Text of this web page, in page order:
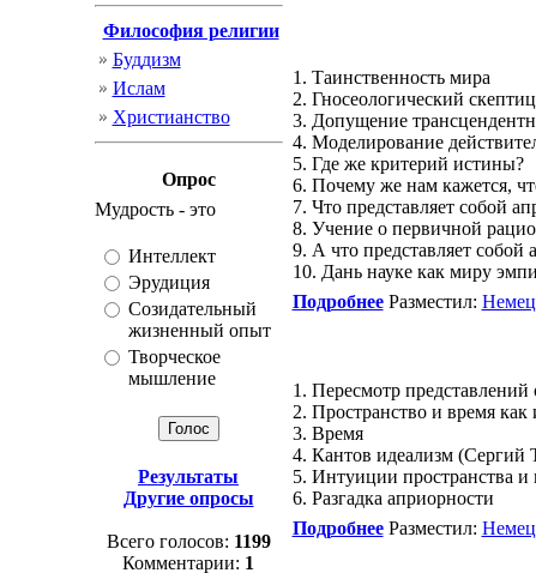
Философия религии
Буддизм
Ислам
Христианство
Опрос
Мудрость - это
Интеллект
Эрудиция
Созидательный
жизненный опыт
Творческое
мышление
Результаты
Другие опросы
Всего голосов: 1199
Комментарии: 1
1. Таинственность мира
2. Гносеологический
3. Допущение
4. Моделирование
5. Где же критерий истины?
6. Почему же нам кажется,
7. Что представляет собой
8. Учение о первичной
9. А что представляет
10. Дань науке как миру
ПодробнееРазместил:
1. Пересмотр
2. Пространство и время
3. Время
4. Кантов идеализм (Сергий
5. Интуиции пространства и
6. Разгадка априорности
ПодробнееРазместил: